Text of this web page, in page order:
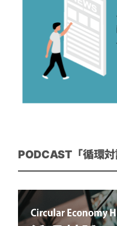
PODCAST「循環対